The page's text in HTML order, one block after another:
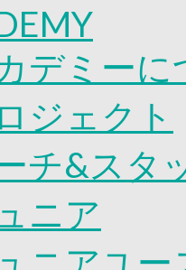
デミーに
ジェクト
チ&スタ
ニア
ニアユー